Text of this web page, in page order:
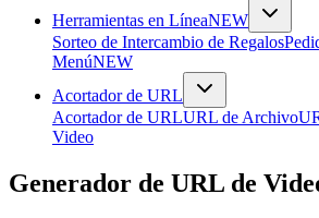
Herramientas en LíneaNEW
Sorteo de Intercambio de Regalos
MenúNEW
Acortador de URL
Acortador de URLURL de Archivo
Video
Generador de URL de